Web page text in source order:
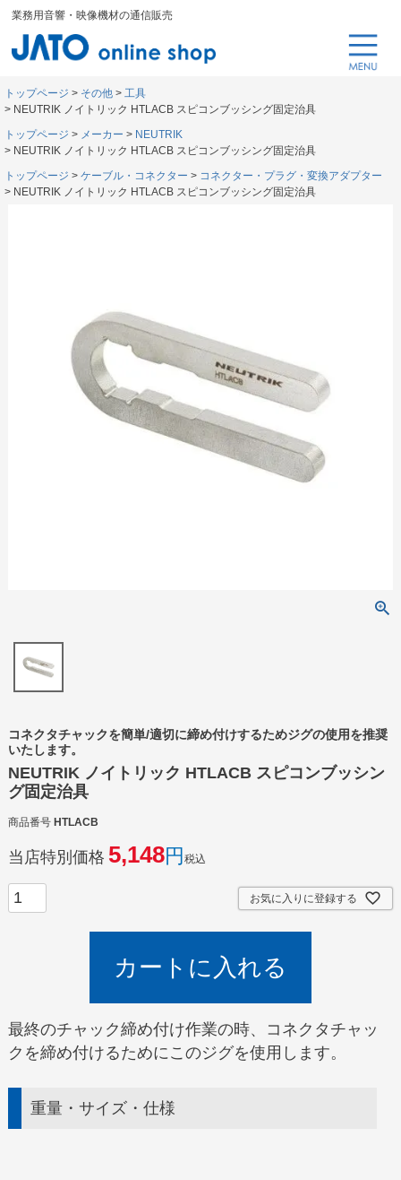
業務用音響・映像機材の通信販売
トップページ その他
工具
NEUTRIK ノイトリック HTLACB スピコンブッシング固定治具
トップページ
メーカー
NEUTRIK
NEUTRIK ノイトリック HTLACB スピコンブッシング固定治具
トップページ
ケーブル・コネクター
コネクター・プラグ・変換アダプター
NEUTRIK ノイトリック HTLACB スピコンブッシング固定治具
コネクタチャックを簡単/適切に締め付けするためジグの使用を推奨
いたします。
NEUTRIK ノイトリック HTLACB スピコンブッシン
グ固定治具
商品番号 HTLACB
当店特別価格 5,148 税込
お気に入りに登録する
カートに入れる
最終のチャック締め付け作業の時、コネクタチャッ
クを締め付けるためにこのジグを使用します。
重量・サイズ・仕様